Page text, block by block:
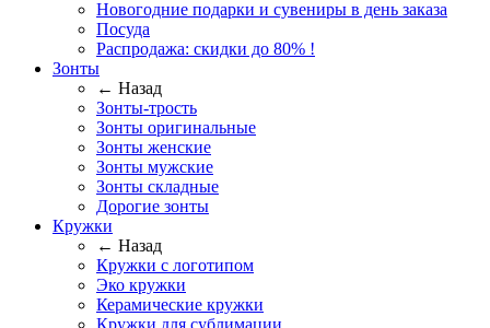
Новогодние подарки и сувениры в день заказа
Посуда
Распродажа: скидки до 80% !
Зонты
← Назад
Зонты-трость
Зонты оригинальные
Зонты женские
Зонты мужские
Зонты складные
Дорогие зонты
Кружки
← Назад
Кружки с логотипом
Эко кружки
Керамические кружки
Кружки для сублимации